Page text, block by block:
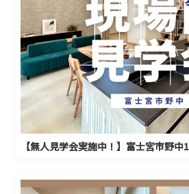
【無人見学会実施中！】富士宮市野中